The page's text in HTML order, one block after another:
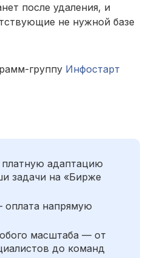
после удаления, и
не нужной базе
группу Инфостарт
адаптацию
задачи на «Бирже
напрямую
масштаба — от
до команд